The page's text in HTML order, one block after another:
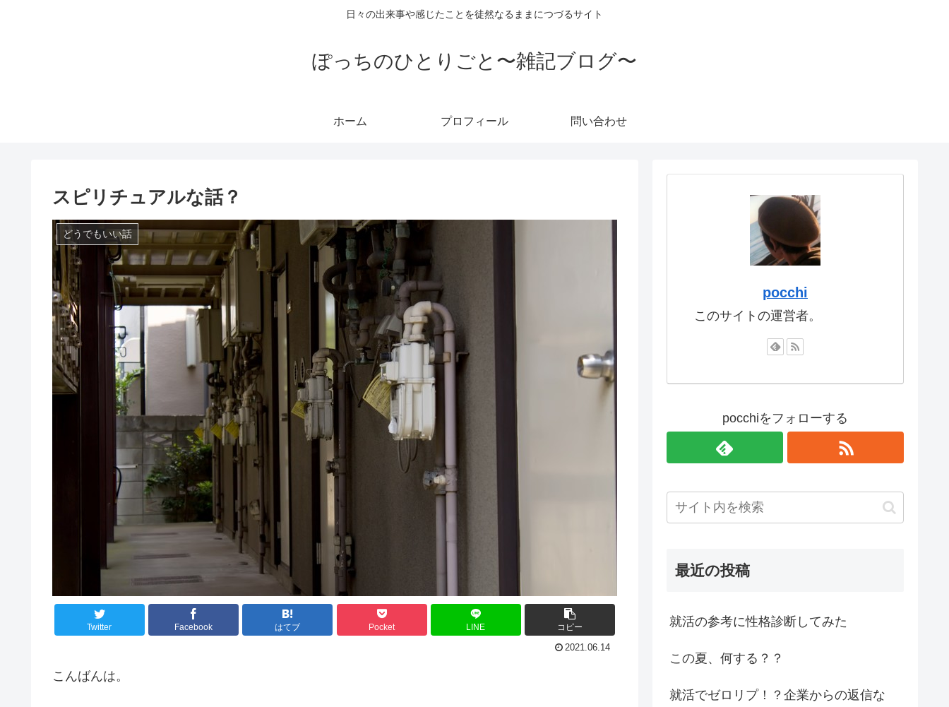
日々の出来事や感じたことを徒然なるままにつづるサイト
ぽっちのひとりごと〜雑記ブログ〜
ホーム プロフィール 問い合わせ
スピリチュアルな話？
どうでもいい話
Twitter Facebook はてブ Pocket LINE コピー
2021.06.14
こんばんは。
pocchi
このサイトの運営者。
pocchiをフォローする
最近の投稿
就活の参考に性格診断してみた
この夏、何する？？
就活でゼロリプ！？企業からの返信な